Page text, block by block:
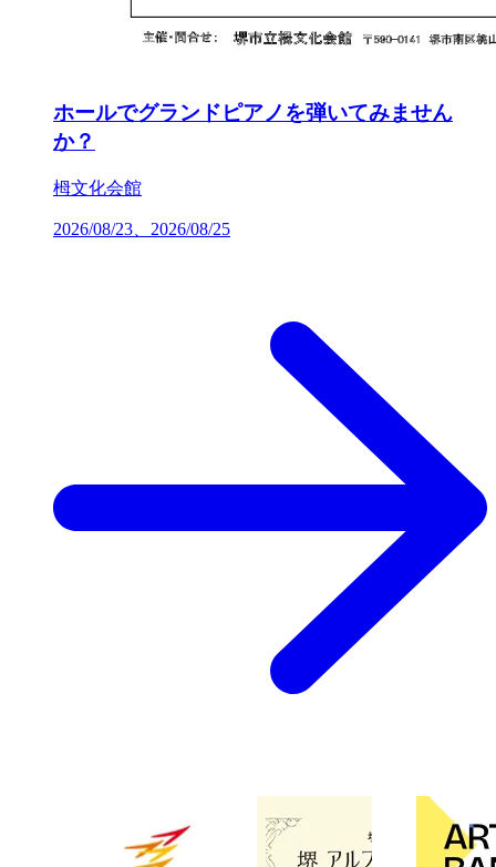
ホールでグランドピアノを弾いてみません
か？
栂文化会館
2026/08/23、2026/08/25